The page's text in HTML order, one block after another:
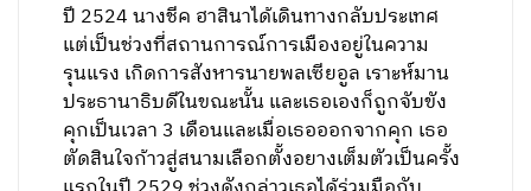
ปี 2524 นางชีค ฮาสินาได้เดินทางกลับประเทศ
แต่เป็นช่วงที่สถานการณ์การเมืองอยู่ในความ
รุนแรง เกิดการสังหารนายพลเซียอูล เราะห์มาน
ประธานาธิบดีในขณะนั้น และเธอเองก็ถูกจับขัง
คุกเป็นเวลา 3 เดือนและเมื่อเธอออกจากคุก เธอ
ตัดสินใจก้าวสู่สนามเลือกตั้งอยางเต็มตัวเป็นครั้ง